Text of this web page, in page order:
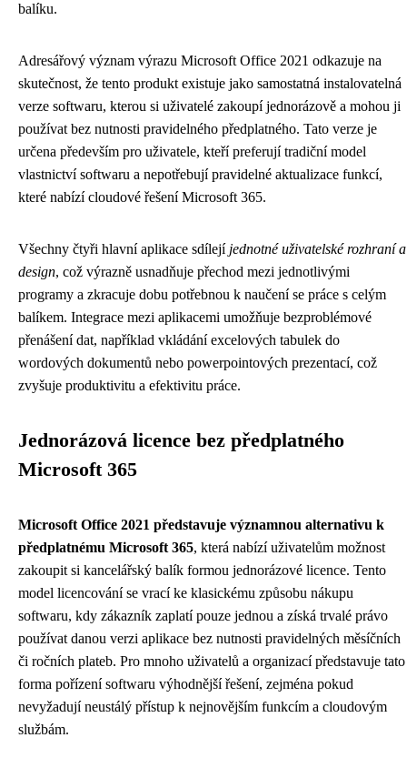
balíku.
Adresářový význam výrazu Microsoft Office 2021 odkazuje na
skutečnost, že tento produkt existuje jako samostatná instalovatelná
verze softwaru, kterou si uživatelé zakoupí jednorázově a mohou ji
používat bez nutnosti pravidelného předplatného. Tato verze je
určena především pro uživatele, kteří preferují tradiční model
vlastnictví softwaru a nepotřebují pravidelné aktualizace funkcí,
které nabízí cloudové řešení Microsoft 365.
Všechny čtyři hlavní aplikace sdílejí jednotné uživatelské rozhraní a
design, což výrazně usnadňuje přechod mezi jednotlivými
programy a zkracuje dobu potřebnou k naučení se práce s celým
balíkem. Integrace mezi aplikacemi umožňuje bezproblémové
přenášení dat, například vkládání excelových tabulek do
wordových dokumentů nebo powerpointových prezentací, což
zvyšuje produktivitu a efektivitu práce.
Jednorázová licence bez předplatného
Microsoft 365
Microsoft Office 2021 představuje významnou alternativu k
předplatnému Microsoft 365, která nabízí uživatelům možnost
zakoupit si kancelářský balík formou jednorázové licence. Tento
model licencování se vrací ke klasickému způsobu nákupu
softwaru, kdy zákazník zaplatí pouze jednou a získá trvalé právo
používat danou verzi aplikace bez nutnosti pravidelných měsíčních
či ročních plateb. Pro mnoho uživatelů a organizací představuje tato
forma pořízení softwaru výhodnější řešení, zejména pokud
nevyžadují neustálý přístup k nejnovějším funkcím a cloudovým
službám.